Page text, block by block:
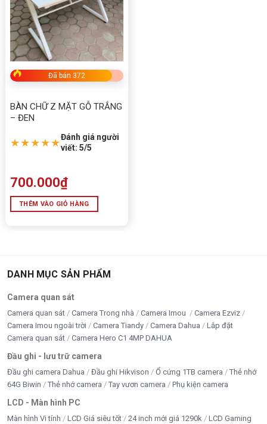
Đã bán 372
BÀN CHỮ Z MẶT GỖ TRẮNG
– ĐEN
★★★★★Đánh giá người
viết: 5/5
700.000₫
THÊM VÀO GIỎ HÀNG
DANH MỤC SẢN PHẨM
Camera quan sát
Camera quan sát Camera Trong nhà Camera Imou
Camera Ezviz
Camera Imou ngoài trời
Camera Tiandy Camera Dahua
Lắp đặt
Camera quan sát
Camera Hero C1 4MP DAHUA
Đầu ghi - lưu trữ camera
Đầu ghi camera Dahua Đầu ghi Hikvison Ổ cứng 1TB camera
Thẻ nhớ
64G Biwin
Thẻ nhớ camera Tay vươn camera Phụ kiện camera
LCD - Màn hình PC
Màn hình Vi tính LCD Giá siêu tốt 24 inch mới giá 1290k
LCD Gaming